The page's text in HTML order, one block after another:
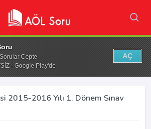
Sorular Cepte
- Google Play'de
AÇ
2015-2016 Yılı 1. Dönem Sınav